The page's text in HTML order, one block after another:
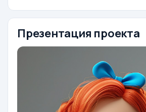
Презентация проекта